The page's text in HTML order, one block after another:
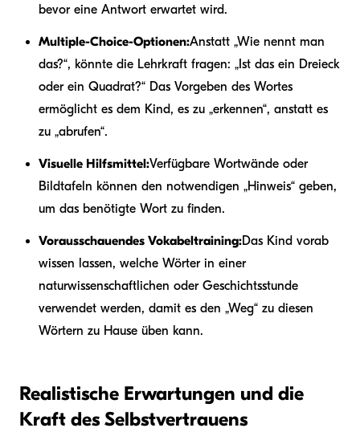
bevor eine Antwort erwartet wird.
Multiple-Choice-Optionen:Anstatt „Wie nennt man
das?“, könnte die Lehrkraft fragen: „Ist das ein Dreieck
oder ein Quadrat?“ Das Vorgeben des Wortes
ermöglicht es dem Kind, es zu „erkennen“, anstatt es
zu „abrufen“.
Visuelle Hilfsmittel:Verfügbare Wortwände oder
Bildtafeln können den notwendigen „Hinweis“ geben,
um das benötigte Wort zu finden.
Vorausschauendes Vokabeltraining:Das Kind vorab
wissen lassen, welche Wörter in einer
naturwissenschaftlichen oder Geschichtsstunde
verwendet werden, damit es den „Weg“ zu diesen
Wörtern zu Hause üben kann.
Realistische Erwartungen und die
Kraft des Selbstvertrauens